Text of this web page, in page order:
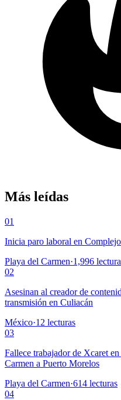
Más leídas
01
Inicia paro laboral en
Playa del Carmen·1,996
02
Asesinan al creador de
transmisión en Culiacán
México·12 lecturas
03
Fallece trabajador de Xcaret
Carmen a Puerto Morelos
Playa del Carmen·614 lecturas
04